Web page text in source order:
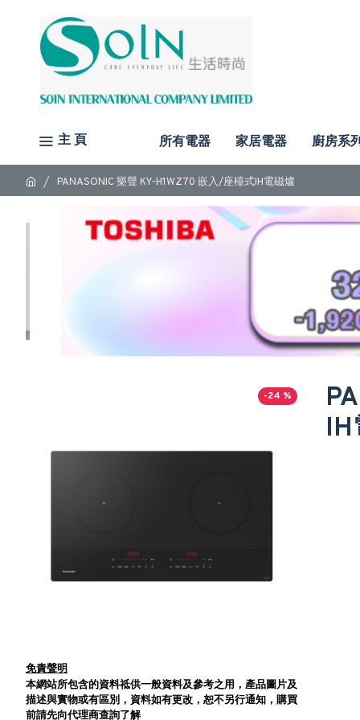
主 頁 所有電器 家居電器 廚房系
PANASONIC 樂聲 KY-H1WZ70 嵌入/座檯式IH電磁爐
-24 %
免責聲明
本網站所包含的資料祗供一般資料及參考之用，產品圖片及
描述與實物或有區別，資料如有更改，恕不另行通知，購買
前請先向代理商查詢了解
IH